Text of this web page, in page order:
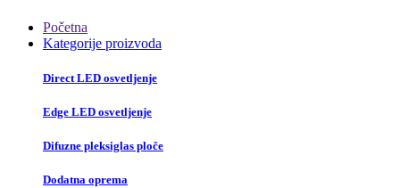
Početna
Kategorije proizvoda
Direct LED osvetljenje
Edge LED osvetljenje
Difuzne pleksiglas ploče
Dodatna oprema